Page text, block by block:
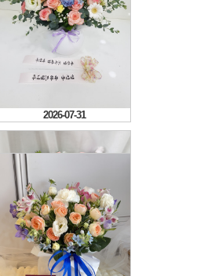
2026-07-31
2026-07-29